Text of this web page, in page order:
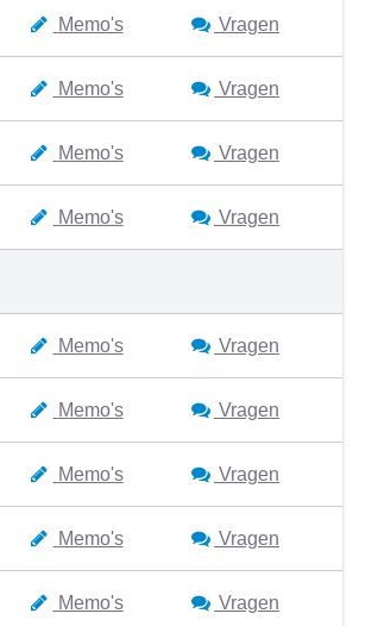
Memo's Vragen
Memo's Vragen
Memo's Vragen
Memo's Vragen
Memo's Vragen
Memo's Vragen
Memo's Vragen
Memo's Vragen
Memo's Vragen